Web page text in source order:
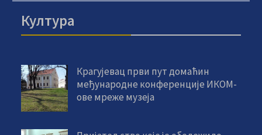
Култура
Крагујевац први пут домаћин
међународне конференције ИКОМ-
ове мреже музеја